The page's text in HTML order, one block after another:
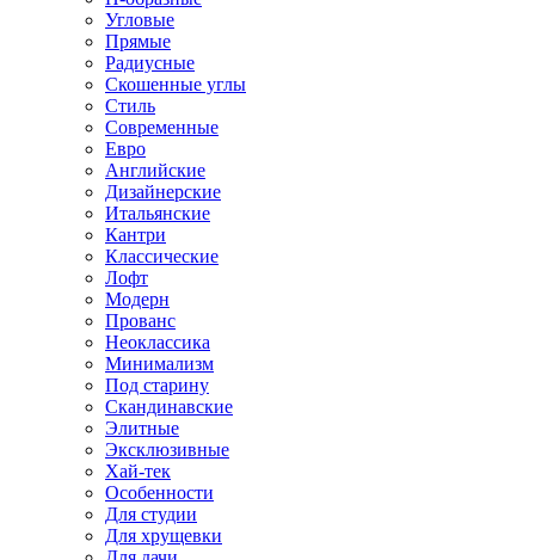
Угловые
Прямые
Радиусные
Скошенные углы
Стиль
Современные
Евро
Английские
Дизайнерские
Итальянские
Кантри
Классические
Лофт
Модерн
Прованс
Неоклассика
Минимализм
Под старину
Скандинавские
Элитные
Эксклюзивные
Хай-тек
Особенности
Для студии
Для хрущевки